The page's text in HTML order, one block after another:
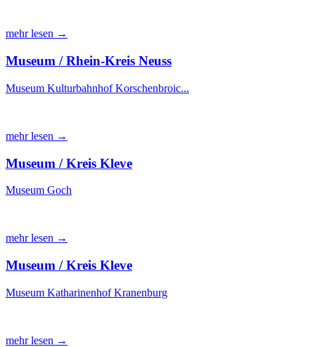
mehr lesen →
Museum / Rhein-Kreis Neuss
Museum Kulturbahnhof Korschenbroic...
mehr lesen →
Museum / Kreis Kleve
Museum Goch
mehr lesen →
Museum / Kreis Kleve
Museum Katharinenhof Kranenburg
mehr lesen →